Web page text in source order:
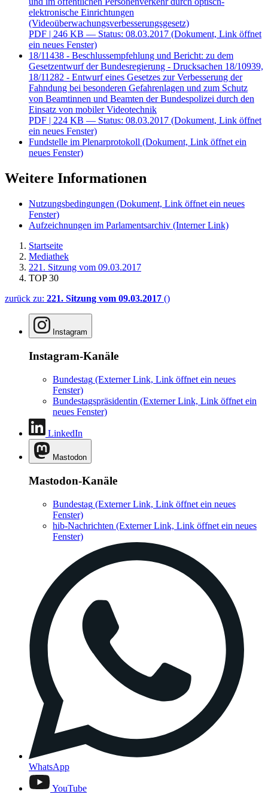
elektronische Einrichtungen
(Videoüberwachungsverbesserungsgesetz)
PDF | 246 KB — Status: 08.03.2017 (Dokument, Link öffnet
ein neues Fenster)
18/11438 - Beschlussempfehlung und Bericht: zu dem
Gesetzentwurf der Bundesregierung - Drucksachen 18/10939,
18/11282 - Entwurf eines Gesetzes zur Verbesserung der
Fahndung bei besonderen Gefahrenlagen und zum Schutz
von Beamtinnen und Beamten der Bundespolizei durch den
Einsatz von mobiler Videotechnik
PDF | 224 KB — Status: 08.03.2017 (Dokument, Link öffnet
ein neues Fenster)
Fundstelle im Plenarprotokoll (Dokument, Link öffnet ein
neues Fenster)
Weitere Informationen
Nutzungsbedingungen (Dokument, Link öffnet ein neues
Fenster)
Aufzeichnungen im Parlamentsarchiv (Interner Link)
Startseite
Mediathek
221. Sitzung vom 09.03.2017
TOP 30
zurück zu: 221. Sitzung vom 09.03.2017 ()
Instagram
Instagram-Kanäle
Bundestag (Externer Link, Link öffnet ein neues
Fenster)
Bundestagspräsidentin (Externer Link, Link öffnet ein
neues Fenster)
LinkedIn
Mastodon
Mastodon-Kanäle
Bundestag (Externer Link, Link öffnet ein neues
Fenster)
hib-Nachrichten (Externer Link, Link öffnet ein neues
Fenster)
WhatsApp
YouTube